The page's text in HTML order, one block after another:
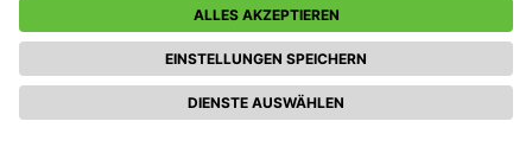
StadionTour - Die FC-StadionTour StadionTour - Die FC-